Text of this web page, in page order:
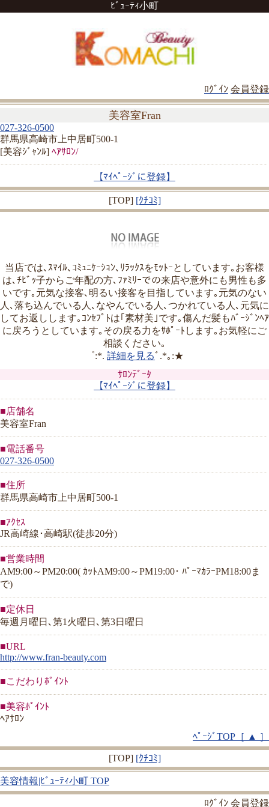
ﾋﾞｭｰﾃｨ小町
ﾛｸﾞｲﾝ 会員登録
美容室Fran
027-326-0500
群馬県高崎市上中居町500-1
[美容ｼﾞｬﾝﾙ] ﾍｱｻﾛﾝ/
【ﾏｲﾍﾟｰｼﾞに登録】
[TOP] [ｸﾁｺﾐ]
当店では､ｽﾏｲﾙ､ｺﾐｭﾆｹｰｼｮﾝ､ﾘﾗｯｸｽをﾓｯﾄｰとしています｡お客様
は､ﾁﾋﾞｯ子からご年配の方､ﾌｧﾐﾘｰでの来店や意外にも男性も多
いです｡元気な接客､明るい接客を目指しています｡元気のない
人､落ち込んでいる人､なやんでいる人､つかれている人､元気に
してお返しします｡ｺﾝｾﾌﾟﾄは｢素材美｣です｡傷んだ髪もﾊﾞｰｼﾞﾝﾍｱ
に戻ろうとしています｡その戻る力をｻﾎﾟｰﾄします｡お気軽にご
相談ください｡
゜:*. 詳細を見るﾞ.*｡:★
ｻﾛﾝﾃﾞｰﾀ
【ﾏｲﾍﾟｰｼﾞに登録】
■店舗名
美容室Fran
■電話番号
027-326-0500
■住所
群馬県高崎市上中居町500-1
■ｱｸｾｽ
JR高崎線･高崎駅(徒歩20分)
■営業時間
AM9:00～PM20:00( ｶｯﾄAM9:00～PM19:00･ ﾊﾟｰﾏｶﾗｰPM18:00ま
で)
■定休日
毎週月曜日､第1火曜日､第3日曜日
■URL
http://www.fran-beauty.com
■こだわりﾎﾟｲﾝﾄ
■美容ﾎﾟｲﾝﾄ
ﾍｱｻﾛﾝ
ﾍﾟｰｼﾞTOP［ ▲ ］
[TOP] [ｸﾁｺﾐ]
美容情報|ﾋﾞｭｰﾃｨ小町 TOP
ﾛｸﾞｲﾝ 会員登録